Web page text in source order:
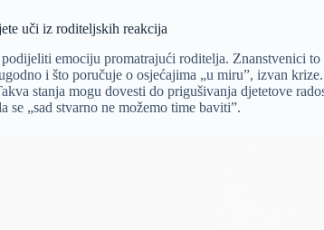
uči iz roditeljskih reakcija
emociju promatrajući roditelja. Znanstvenici to
i što poručuje o osjećajima „u miru”, izvan
stanja mogu dovesti do prigušivanja djetetove
se „sad stvarno ne možemo time baviti”.